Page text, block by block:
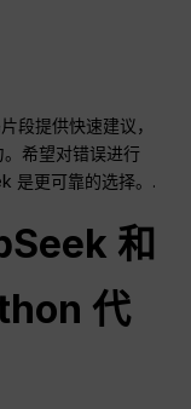
段提供快速建议，
希望对错误进行
是更可靠的选择。.
和
代